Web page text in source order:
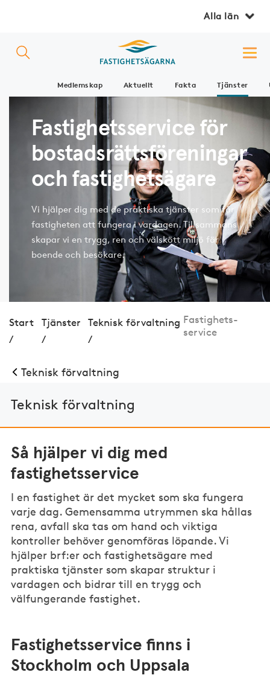
Alla län
Medlemskap Aktuellt Fakta Tjänster
Fastighetsservice för
bostadsrättsföreningar
och fastighetsägare
Vi hjälper dig med de praktiska tjänster som får
fastigheten att fungera i vardagen. Tillsammans
skapar vi en trygg, ren och välskött miljö för
boende och besökare.
Start
/
Tjänster
/
Teknisk förvaltning
/
Fastig­hets­
service
Teknisk förvaltning
Teknisk förvaltning
Så hjälper vi dig med
fastighetsservice
I en fastighet är det mycket som ska fungera
varje dag. Gemensamma utrymmen ska hållas
rena, avfall ska tas om hand och viktiga
kontroller behöver genomföras löpande. Vi
hjälper brf:er och fastighetsägare med
praktiska tjänster som skapar struktur i
vardagen och bidrar till en trygg och
välfungerande fastighet.
Fastighetsservice finns i
Stockholm och Uppsala